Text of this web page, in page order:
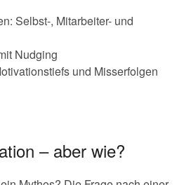
Selbst-, Mitarbeiter- und
Nudging
und Misserfolgen
– aber wie?